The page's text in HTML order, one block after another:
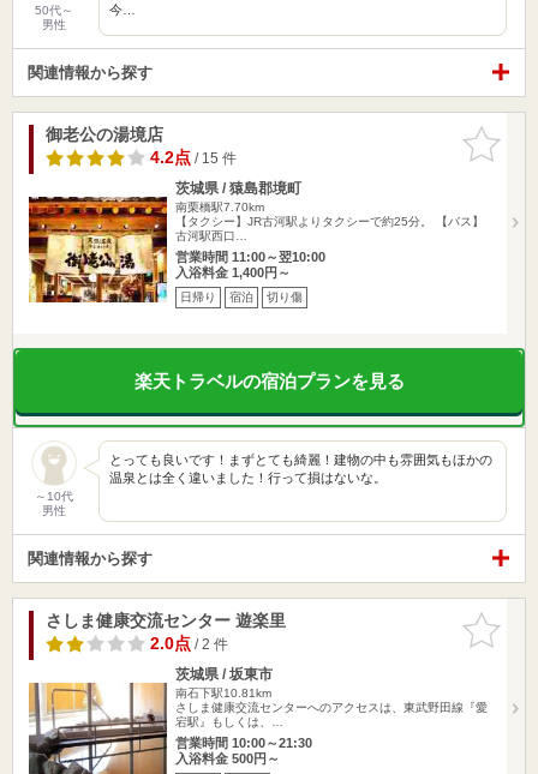
50代～
男性
今…
関連情報から探す
お気に入
りに追加
御老公の湯境店
4.2点/ 15 件
茨城県 / 猿島郡境町
南栗橋駅7.70km
【タクシー】JR古河駅よりタクシーで約25分。 【バス】
古河駅西口…
営業時間 11:00～翌10:00
入浴料金 1,400円～
日帰り 宿泊 切り傷
楽天トラベルの宿泊プランを見る
～10代
男性
とっても良いです！まずとても綺麗！建物の中も雰囲気もほかの
温泉とは全く違いました！行って損はないな。
関連情報から探す
お気に入
りに追加
さしま健康交流センター 遊楽里
2.0点/ 2 件
茨城県 / 坂東市
南石下駅10.81km
さしま健康交流センターへのアクセスは、東武野田線『愛
宕駅』もしくは、…
営業時間 10:00～21:30
入浴料金 500円～